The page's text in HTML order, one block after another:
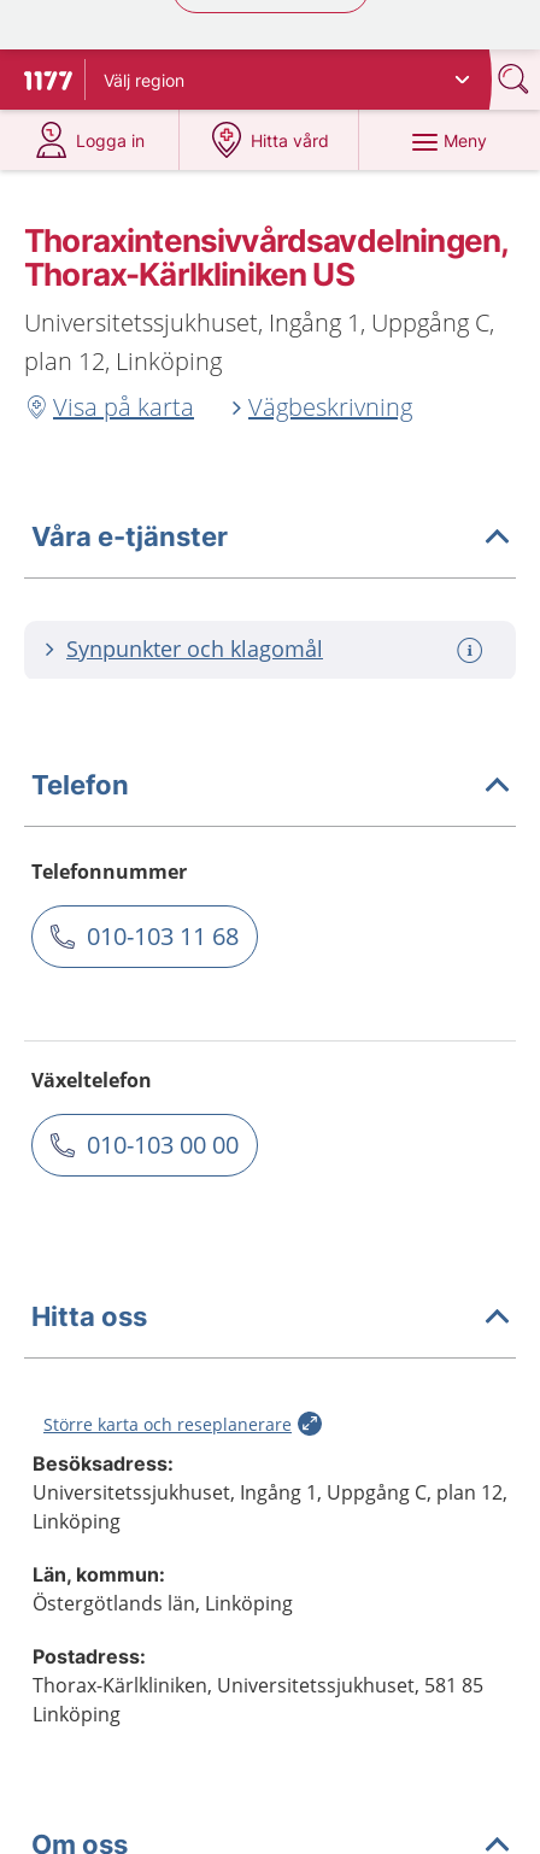
Till startsidan för 1177
Välj region
Logga in
på 1177.se
Hitta vård
på 1177.se
Meny
Thoraxintensivvårdsavdelningen,
Thorax-Kärlkliniken US
Universitetssjukhuset, Ingång 1, Uppgång C,
plan 12, Linköping
Visa på karta
Vägbeskrivning
Våra e-tjänster
Synpunkter och klagomål
Telefon
Telefonnummer
010-103 11 68
Växeltelefon
010-103 00 00
Hitta oss
Större karta och reseplanerare
Besöksadress:
Universitetssjukhuset, Ingång 1, Uppgång C, plan 12,
Linköping
Län, kommun:
Östergötlands län, Linköping
Postadress:
Thorax-Kärlkliniken, Universitetssjukhuset, 581 85
Linköping
Om oss